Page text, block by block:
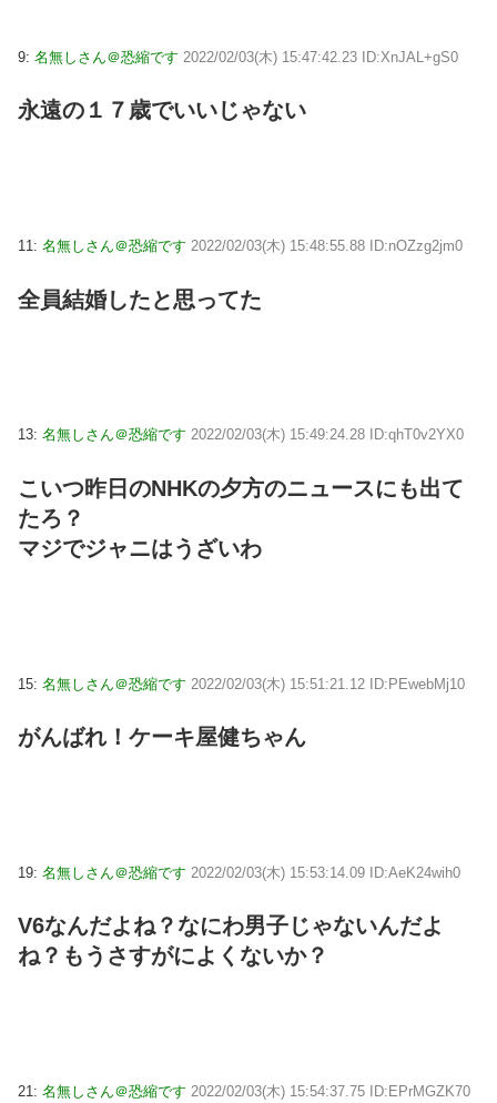
9: 名無しさん＠恐縮です 2022/02/03(木) 15:47:42.23 ID:XnJAL+gS0
永遠の１７歳でいいじゃない
11: 名無しさん＠恐縮です 2022/02/03(木) 15:48:55.88 ID:nOZzg2jm0
全員結婚したと思ってた
13: 名無しさん＠恐縮です 2022/02/03(木) 15:49:24.28 ID:qhT0v2YX0
こいつ昨日のNHKの夕方のニュースにも出て
たろ？
マジでジャニはうざいわ
15: 名無しさん＠恐縮です 2022/02/03(木) 15:51:21.12 ID:PEwebMj10
がんばれ！ケーキ屋健ちゃん
19: 名無しさん＠恐縮です 2022/02/03(木) 15:53:14.09 ID:AeK24wih0
V6なんだよね？なにわ男子じゃないんだよ
ね？もうさすがによくないか？
21: 名無しさん＠恐縮です 2022/02/03(木) 15:54:37.75 ID:EPrMGZK70